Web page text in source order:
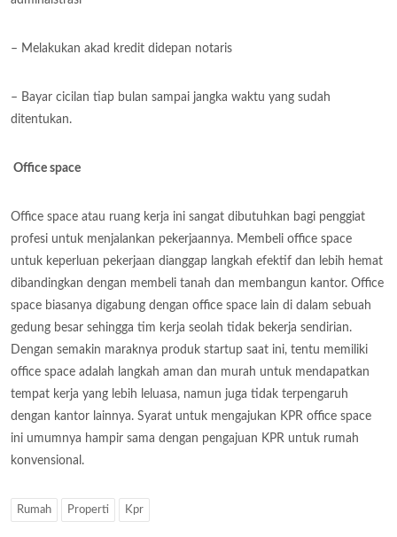
– Melakukan akad kredit didepan notaris
– Bayar cicilan tiap bulan sampai jangka waktu yang sudah
ditentukan.
Office space
Office space atau ruang kerja ini sangat dibutuhkan bagi penggiat
profesi untuk menjalankan pekerjaannya. Membeli office space
untuk keperluan pekerjaan dianggap langkah efektif dan lebih hemat
dibandingkan dengan membeli tanah dan membangun kantor. Office
space biasanya digabung dengan office space lain di dalam sebuah
gedung besar sehingga tim kerja seolah tidak bekerja sendirian.
Dengan semakin maraknya produk startup saat ini, tentu memiliki
office space adalah langkah aman dan murah untuk mendapatkan
tempat kerja yang lebih leluasa, namun juga tidak terpengaruh
dengan kantor lainnya. Syarat untuk mengajukan KPR office space
ini umumnya hampir sama dengan pengajuan KPR untuk rumah
konvensional.
Rumah Properti Kpr